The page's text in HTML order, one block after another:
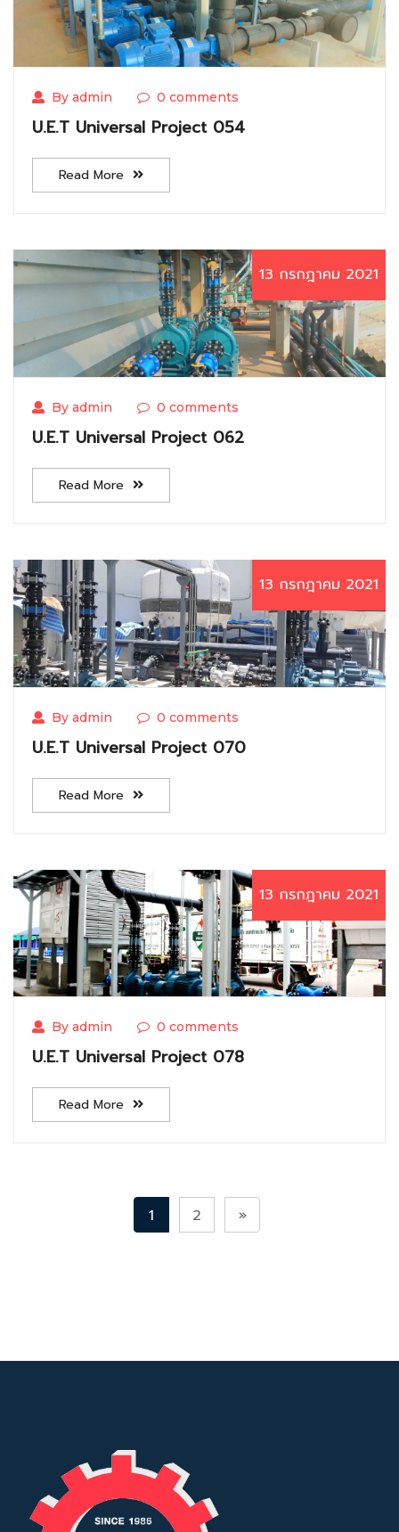
By admin 0 comments
U.E.T Universal Project 054
Read More
13 กรกฎาคม 2021
By admin 0 comments
U.E.T Universal Project 062
Read More
13 กรกฎาคม 2021
By admin 0 comments
U.E.T Universal Project 070
Read More
13 กรกฎาคม 2021
By admin 0 comments
U.E.T Universal Project 078
Read More
1 2 »